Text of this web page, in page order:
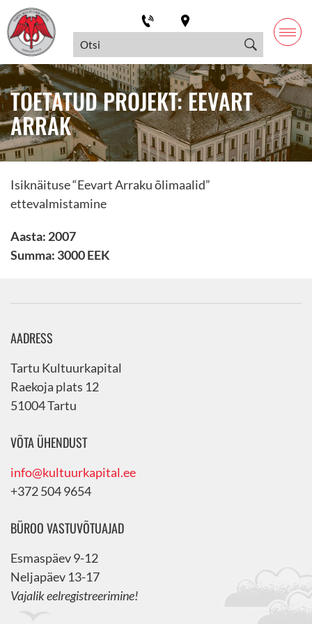
TOETATUD PROJEKT: EEVART
ARRAK
Isiknäituse “Eevart Arraku õlimaalid”
ettevalmistamine
Aasta: 2007
Summa: 3000 EEK
AADRESS
Tartu Kultuurkapital
Raekoja plats 12
51004 Tartu
VÕTA ÜHENDUST
info@kultuurkapital.ee
+372 504 9654
BÜROO VASTUVÕTUAJAD
Esmaspäev 9-12
Neljapäev 13-17
Vajalik eelregistreerimine!